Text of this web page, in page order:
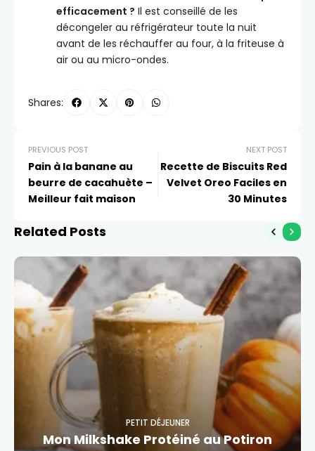
efficacement ? Il est conseillé de les
décongeler au réfrigérateur toute la nuit
avant de les réchauffer au four, à la friteuse à
air ou au micro-ondes.
Shares:
PREVIOUS POST
Pain à la banane au
beurre de cacahuète –
Meilleur fait maison
NEXT POST
Recette de Biscuits Red
Velvet Oreo Faciles en
30 Minutes
Related Posts
PETIT DÉJEUNER
Mon Milkshake Protéiné au Potiron